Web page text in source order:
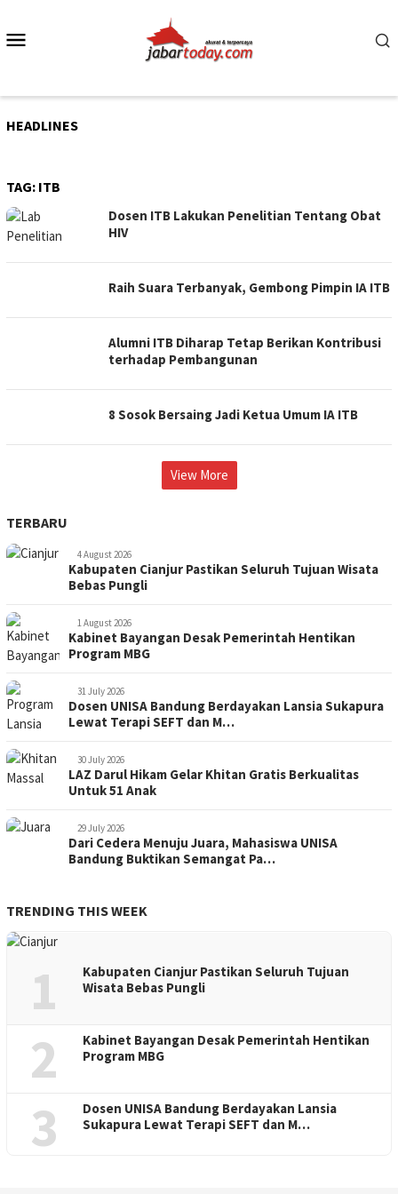
content
HEADLINES
TAG: ITB
Dosen ITB Lakukan Penelitian Tentang Obat
HIV
Raih Suara Terbanyak, Gembong Pimpin IA ITB
Alumni ITB Diharap Tetap Berikan Kontribusi
terhadap Pembangunan
8 Sosok Bersaing Jadi Ketua Umum IA ITB
View More
TERBARU
4 August 2026
Kabupaten Cianjur Pastikan Seluruh Tujuan Wisata
Bebas Pungli
1 August 2026
Kabinet Bayangan Desak Pemerintah Hentikan
Program MBG
31 July 2026
Dosen UNISA Bandung Berdayakan Lansia Sukapura
Lewat Terapi SEFT dan M…
30 July 2026
LAZ Darul Hikam Gelar Khitan Gratis Berkualitas
Untuk 51 Anak
29 July 2026
Dari Cedera Menuju Juara, Mahasiswa UNISA
Bandung Buktikan Semangat Pa…
TRENDING THIS WEEK
1
Kabupaten Cianjur Pastikan Seluruh Tujuan
Wisata Bebas Pungli
2
Kabinet Bayangan Desak Pemerintah Hentikan
Program MBG
3
Dosen UNISA Bandung Berdayakan Lansia
Sukapura Lewat Terapi SEFT dan M…